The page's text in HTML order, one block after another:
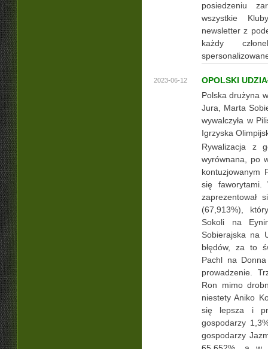
posiedzeniu
wszystkie
newsletter z
każdy
2023-06-12
OPOLSKI
Polska drużyna
Jura, Marta
wywalczyła w
Igrzyska
Rywalizacja z
wyrównana, po
kontuzjowanym
się faworytami.
zaprezentował
(67,913%),
Sokoli na
Sobierajska na
błędów, za to
Pachl na
prowadzenie.
Ron mimo
niestety Aniko
się lepsza i
gospodarzy
gospodarzy